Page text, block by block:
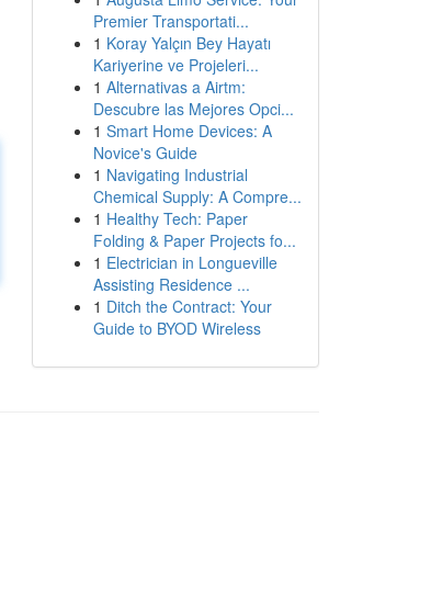
Premier Transportati...
1 Koray Yalçın Bey Hayatı
Kariyerine ve Projeleri...
1 Alternativas a Airtm:
Descubre las Mejores Opci...
1 Smart Home Devices: A
Novice's Guide
1 Navigating Industrial
Chemical Supply: A Compre...
1 Healthy Tech: Paper
Folding & Paper Projects fo...
1 Electrician in Longueville
Assisting Residence ...
1 Ditch the Contract: Your
Guide to BYOD Wireless